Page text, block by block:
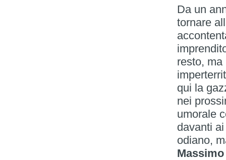
Da un
tornare
resto,
qui la
nei
umorale
davanti
odiano,